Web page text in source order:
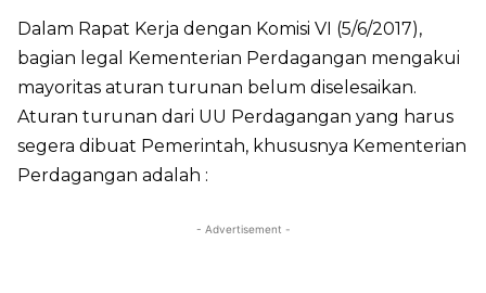
Dalam Rapat Kerja dengan Komisi VI (5/6/2017),
bagian legal Kementerian Perdagangan mengakui
mayoritas aturan turunan belum diselesaikan.
Aturan turunan dari UU Perdagangan yang harus
segera dibuat Pemerintah, khususnya Kementerian
Perdagangan adalah :
- Advertisement -